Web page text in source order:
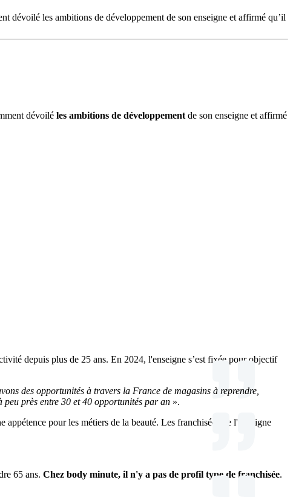
dévoilé les ambitions de développement de son enseigne et affirmé qu’il
dévoilé les ambitions de développement de son enseigne et affirmé
depuis plus de 25 ans. En 2024, l'enseigne s’est fixée pour objectif
des opportunités à travers la France de magasins à reprendre,
peu près entre 30 et 40 opportunités par an ».
pour les métiers de la beauté. Les franchisées de l'enseigne
65 ans. Chez body minute, il n'y a pas de profil type de franchisée.